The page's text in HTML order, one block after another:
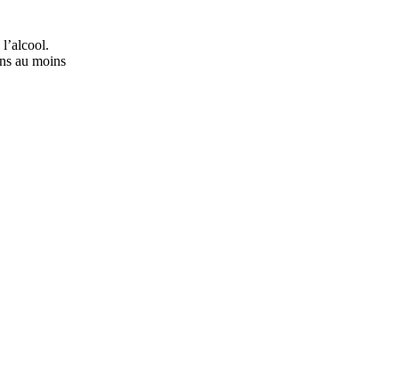
au moins